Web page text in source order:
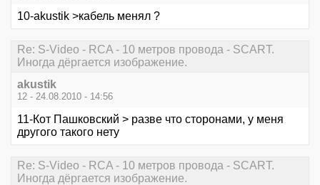
10-akustik >кабель менял ?
Re: S-Video - RCA - 10 метров провода - SCART.
Иногда дёргается изображение.
akustik
12 - 24.08.2010 - 14:56
11-Кот Пашковский > разве что сторонами, у меня
другого такого нету
Re: S-Video - RCA - 10 метров провода - SCART.
Иногда дёргается изображение.